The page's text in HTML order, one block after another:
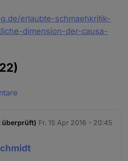
erlaubte-schmaehkritik-
dimension-der-causa-
überprüft) Fr. 15 Apr 2016 - 20:45